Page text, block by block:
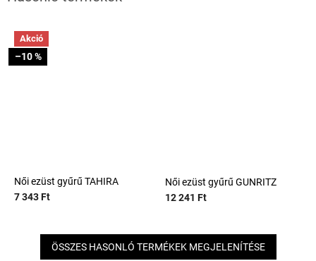
Akció
–10 %
Női ezüst gyűrű TAHIRA
7 343 Ft
Női ezüst gyűrű GUNRITZ
12 241 Ft
ÖSSZES HASONLÓ TERMÉKEK MEGJELENÍTÉSE